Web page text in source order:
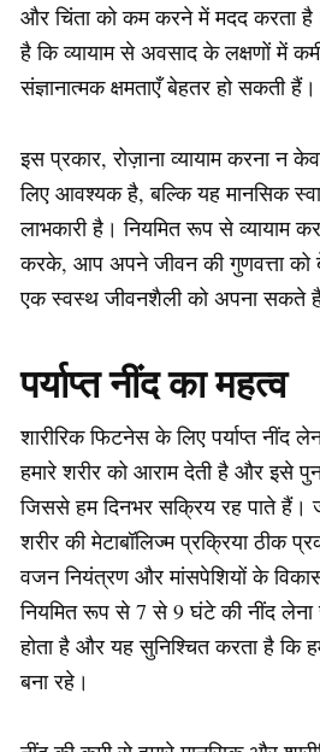
और चिंता को कम करने में मदद करता
है कि व्यायाम से अवसाद के लक्षणों में
संज्ञानात्मक क्षमताएँ बेहतर हो सकती हैं।
इस प्रकार, रोज़ाना व्यायाम करना न
लिए आवश्यक है, बल्कि यह मानसिक
लाभकारी है। नियमित रूप से व्यायाम
करके, आप अपने जीवन की गुणवत्ता
एक स्वस्थ जीवनशैली को अपना सकते
पर्याप्त नींद का महत्व
शारीरिक फिटनेस के लिए पर्याप्त
हमारे शरीर को आराम देती है और इसे
जिससे हम दिनभर सक्रिय रह पाते हैं।
शरीर की मेटाबॉलिज्म प्रक्रिया ठीक
वजन नियंत्रण और मांसपेशियों के
नियमित रूप से 7 से 9 घंटे की नींद लेना
होता है और यह सुनिश्चित करता है कि
बना रहे।